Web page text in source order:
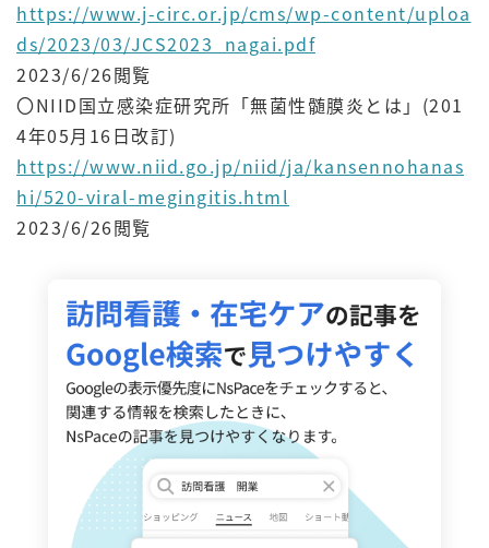
https://www.j-circ.or.jp/cms/wp-content/uploa
ds/2023/03/JCS2023_nagai.pdf
2023/6/26閲覧
〇NIID国立感染症研究所「無菌性髄膜炎とは」(201
4年05月16日改訂)
https://www.niid.go.jp/niid/ja/kansennohanas
hi/520-viral-megingitis.html
2023/6/26閲覧